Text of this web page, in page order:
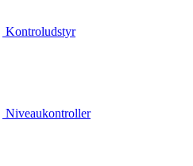
Kontroludstyr
Niveaukontroller